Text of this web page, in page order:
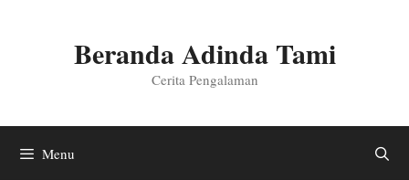
Beranda Adinda Tami
Cerita Pengalaman
Menu